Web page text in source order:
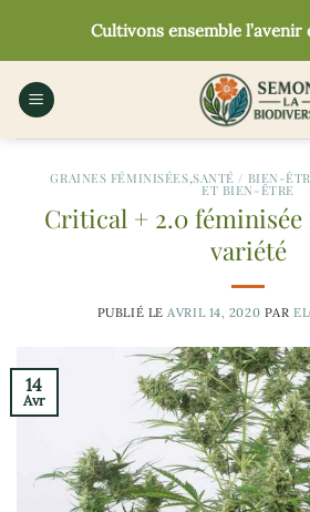
contenu
Cultivons ensemble l’avenir
GRAINES FÉMINISÉES,SANTÉ / BIEN-
ET BIEN-ÊTRE
Critical + 2.0
variété
PUBLIÉ LE AVRIL 14, 2020 PAR
14
Avr